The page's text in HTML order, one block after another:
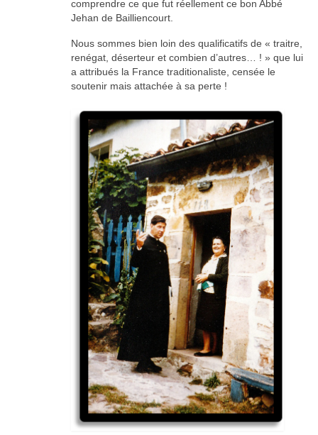
comprendre ce que fut réellement ce bon Abbé
Jehan de Bailliencourt.
Nous sommes bien loin des qualificatifs de « traitre,
renégat, déserteur et combien d’autres… ! » que lui
a attribués la France traditionaliste, censée le
soutenir mais attachée à sa perte !